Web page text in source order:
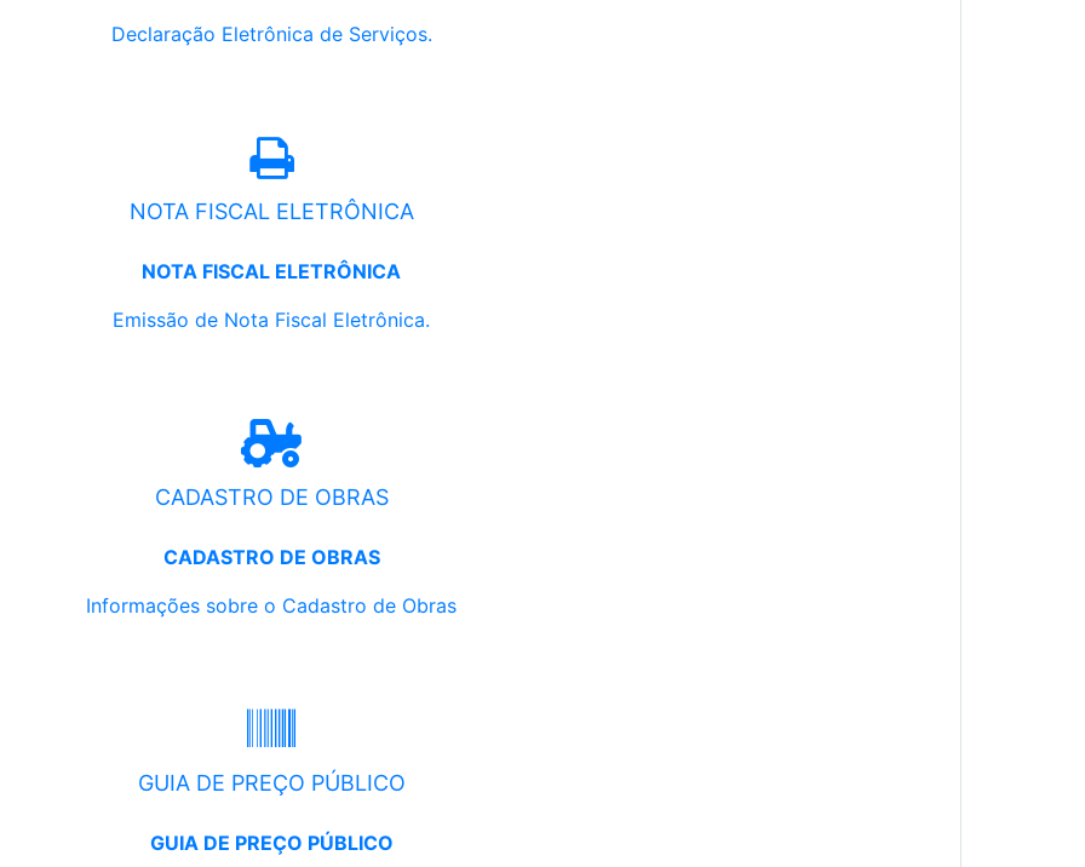
Declaração Eletrônica de Serviços.
NOTA FISCAL ELETRÔNICA
NOTA FISCAL ELETRÔNICA
Emissão de Nota Fiscal Eletrônica.
CADASTRO DE OBRAS
CADASTRO DE OBRAS
Informações sobre o Cadastro de Obras
GUIA DE PREÇO PÚBLICO
GUIA DE PREÇO PÚBLICO